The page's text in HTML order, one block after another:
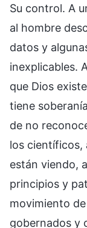
Su control. A
al hombre
datos y
inexplicables.
que Dios
tiene
de no
los científicos,
están viendo,
principios y
movimiento
gobernados y